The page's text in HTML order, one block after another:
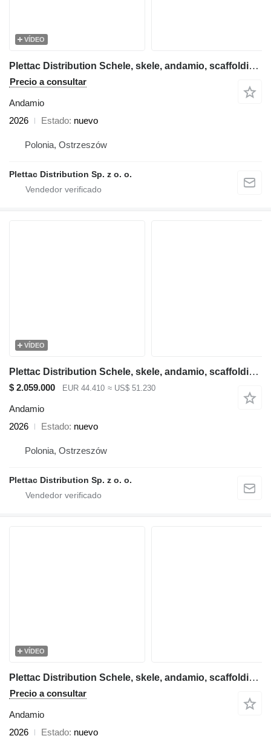
VÍDEO
Plettac Distribution Schele, skele, andamio, scaffolding, pastoliai, tellingud, modul
Precio a consultar
Andamio
2026
Estado nuevo
Polonia, Ostrzeszów
Plettac Distribution Sp. z o. o.
VÍDEO
Plettac Distribution Schele, skele, andamio, scaffolding, pastoliai, tellingud, deck
$ 2.059.000 EUR 44.410 ≈ US$ 51.230
Andamio
2026
Estado nuevo
Polonia, Ostrzeszów
Plettac Distribution Sp. z o. o.
VÍDEO
Plettac Distribution Schele, skele, andamio, scaffolding, pastoliai, tellingud, Frame
Precio a consultar
Andamio
2026
Estado nuevo